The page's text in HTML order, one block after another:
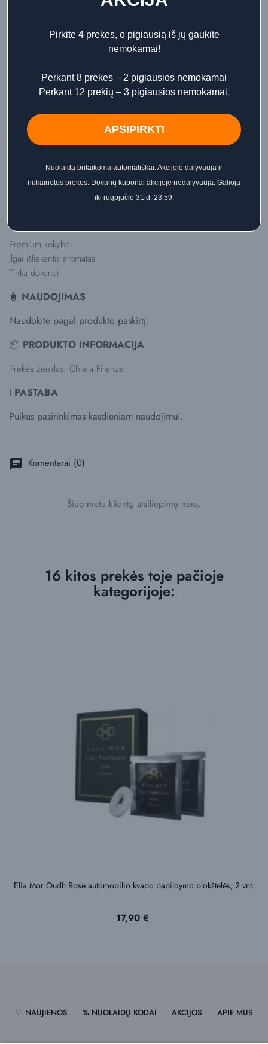
Chiara Firenze Melangrana automobilio kvapo papildymas –
elegantišku aromatu ir išskirtiniu itališku charakteriu.
KVAPŲ NATOS
Viršutinės natos:Vynuogės
Vidurinės natos:Prieskoniai
Ambra, mediena
Premium kokybė
Ilgai išliekantis aromatas
Tinka dovanai
🧴 NAUDOJIMAS
Naudokite pagal produkto paskirtį.
📦 PRODUKTO INFORMACIJA
Prekės ženklas: Chiara Firenze
ℹ️ PASTABA
Puikus pasirinkimas kasdieniam naudojimui.
chat Komentarai (0)
Šiuo metu klientų atsiliepimų nėra.
16 kitos prekės toje pačioje
kategorijoje:
Elia Mor Oudh Rose automobilio kvapo papildymo plokštelės, 2 vnt.
Kaina
17,90 €
♡ NAUJIENOS % NUOLAIDŲ KODAI AKCIJOS APIE MUS
Pirkite 4 prekes, o pigiausią iš jų gaukite
nemokamai!
Perkant 8 prekes – 2 pigiausios nemokamai
Perkant 12 prekių – 3 pigiausios nemokamai.
APSIPIRKTI
Nuolaida pritaikoma automatiškai. Akcijoje dalyvauja ir
nukainotos prekės. Dovanų kuponai akcijoje nedalyvauja. Galioja
iki rugpjūčio 31 d. 23:59.